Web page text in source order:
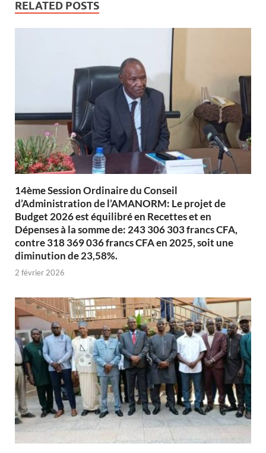
RELATED POSTS
14ème Session Ordinaire du Conseil
d’Administration de l’AMANORM: Le projet de
Budget 2026 est équilibré en Recettes et en
Dépenses à la somme de: 243 306 303 francs CFA,
contre 318 369 036 francs CFA en 2025, soit une
diminution de 23,58%.
2 février 2026